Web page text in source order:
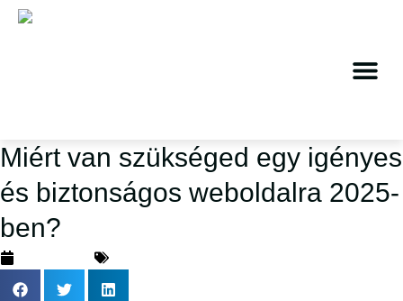
Miért van szükséged egy igényes
és biztonságos weboldalra 2025-
ben?